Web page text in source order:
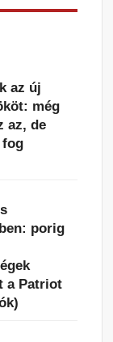
az új
még
az, de
fog
porig
a Patriot